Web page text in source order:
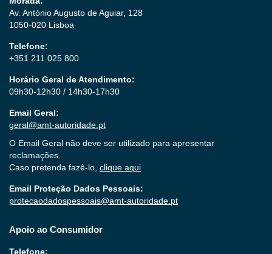
Av. António Augusto de Aguiar, 128
1050-020 Lisboa
Telefone:
+351 211 025 800
Horário Geral de Atendimento:
09h30-12h30 / 14h30-17h30
Email Geral:
geral@amt-autoridade.pt
O Email Geral não deve ser utilizado para apresentar
reclamações.
Caso pretenda fazê-lo, clique aqui
Email Proteção Dados Pessoais:
protecaodadospessoais@amt-autoridade.pt
Apoio ao Consumidor
Telefone: